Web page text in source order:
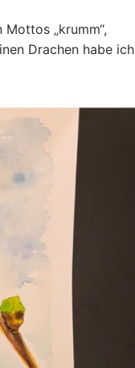
„krumm“,
Drachen habe ich